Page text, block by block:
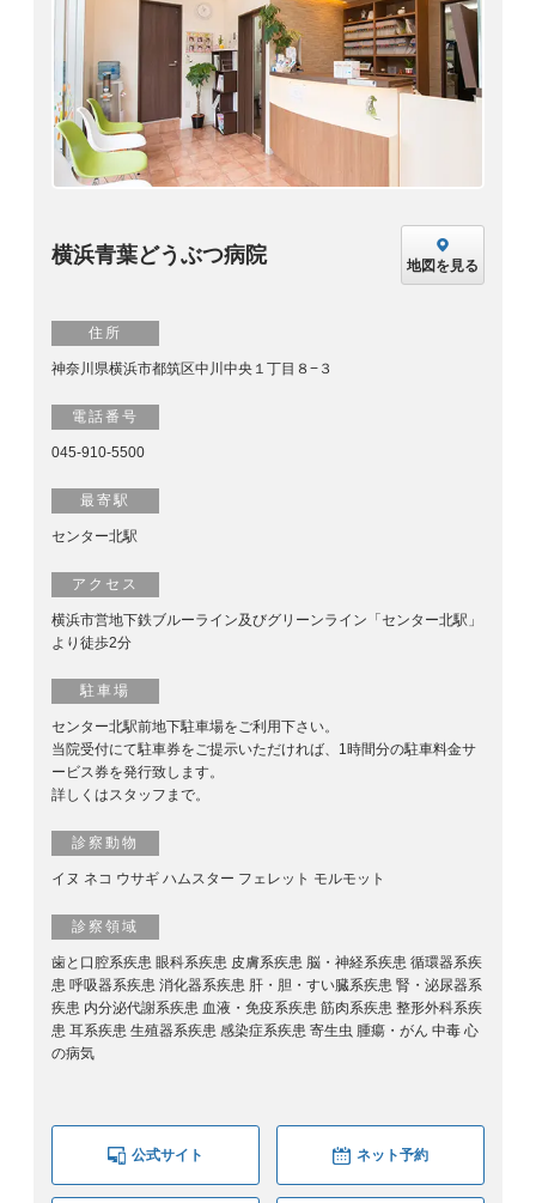
横浜青葉どうぶつ病院 地図を見る
住所
神奈川県横浜市都筑区中川中央１丁目８−３
電話番号
045-910-5500
最寄駅
センター北駅
アクセス
横浜市営地下鉄ブルーライン及びグリーンライン「センター北駅」
より徒歩2分
駐車場
センター北駅前地下駐車場をご利用下さい。
当院受付にて駐車券をご提示いただければ、1時間分の駐車料金サ
ービス券を発行致します。
詳しくはスタッフまで。
診察動物
イヌ ネコ ウサギ ハムスター フェレット モルモット
診察領域
歯と口腔系疾患 眼科系疾患 皮膚系疾患 脳・神経系疾患 循環器系疾
患 呼吸器系疾患 消化器系疾患 肝・胆・すい臓系疾患 腎・泌尿器系
疾患 内分泌代謝系疾患 血液・免疫系疾患 筋肉系疾患 整形外科系疾
患 耳系疾患 生殖器系疾患 感染症系疾患 寄生虫 腫瘍・がん 中毒 心
の病気
公式サイト ネット予約